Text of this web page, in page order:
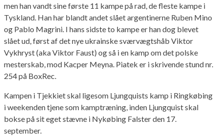
men han vandt sine første 11 kampe på rad, de fleste kampe i
Tyskland. Han har blandt andet slået argentinerne Ruben Mino
og Pablo Magrini. I hans sidste to kampe er han dog blevet
slået ud, først af det nye ukrainske sværvægtshåb Viktor
Vykhryst (aka Viktor Faust) og så i en kamp om det polske
mesterskab, mod Kacper Meyna. Piatek er i skrivende stund nr.
254 på BoxRec.
Kampen i Tjekkiet skal ligesom Ljungquists kamp i Ringkøbing
i weekenden tjene som kamptræning, inden Ljungquist skal
bokse på sit eget stævne i Nykøbing Falster den 17.
september.